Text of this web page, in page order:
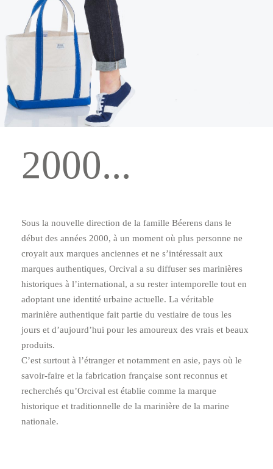
2000...
Sous la nouvelle direction de la famille Béerens dans le
début des années 2000, à un moment où plus personne ne
croyait aux marques anciennes et ne sʼintéressait aux
marques authentiques, Orcival a su diffuser ses marinières
historiques à lʼinternational, a su rester intemporelle tout en
adoptant une identité urbaine actuelle. La véritable
marinière authentique fait partie du vestiaire de tous les
jours et dʼaujourdʼhui pour les amoureux des vrais et beaux
produits.
Cʼest surtout à lʼétranger et notamment en asie, pays où le
savoir-faire et la fabrication française sont reconnus et
recherchés quʼOrcival est établie comme la marque
historique et traditionnelle de la marinière de la marine
nationale.